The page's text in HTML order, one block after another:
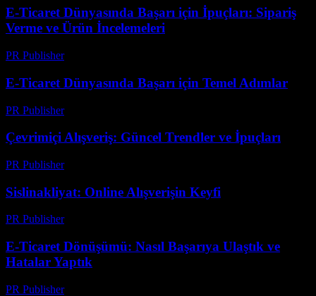
E-Ticaret Dünyasında Başarı için İpuçları: Sipariş
Verme ve Ürün İncelemeleri
PR Publisher-
E-Ticaret Dünyasında Başarı için Temel Adımlar
PR Publisher-
Çevrimiçi Alışveriş: Güncel Trendler ve İpuçları
PR Publisher-
Sislinakliyat: Online Alışverişin Keyfi
PR Publisher-
E-Ticaret Dönüşümü: Nasıl Başarıya Ulaştık ve
Hatalar Yaptık
PR Publisher-